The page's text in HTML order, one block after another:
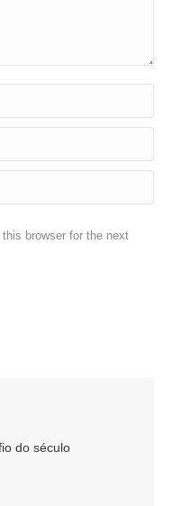
browser for the next
do século